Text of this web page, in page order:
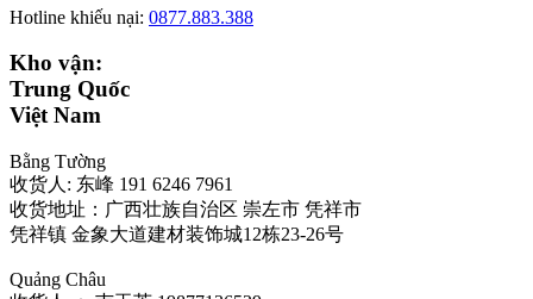
Hotline khiếu nại: 0877.883.388
Kho vận:
Trung Quốc
Việt Nam
Bằng Tường
收货人: 东峰 191 6246 7961
收货地址：广西壮族自治区 崇左市 凭祥市
凭祥镇 金象大道建材装饰城12栋23-26号
Quảng Châu